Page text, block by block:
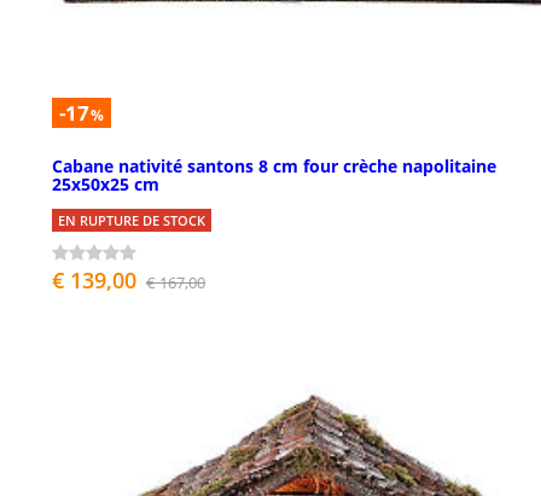
-17%
Cabane nativité santons 8 cm four crèche napolitaine
25x50x25 cm
EN RUPTURE DE STOCK
€ 139,00 € 167,00